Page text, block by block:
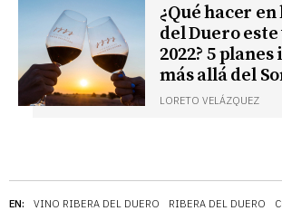
EN: VINO RIBERA DEL DUERO RIBERA DEL DUERO
¿Qué hacer
del Duero
2022? 5
más allá del
LORETO VELÁZQUEZ